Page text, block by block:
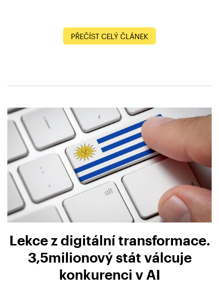
PŘEČÍST CELÝ ČLÁNEK
Lekce z digitální transformace.
3,5milionový stát válcuje
konkurenci v AI